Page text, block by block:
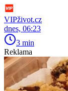
VIPživot.cz
dnes, 06:23
3 min
Reklama